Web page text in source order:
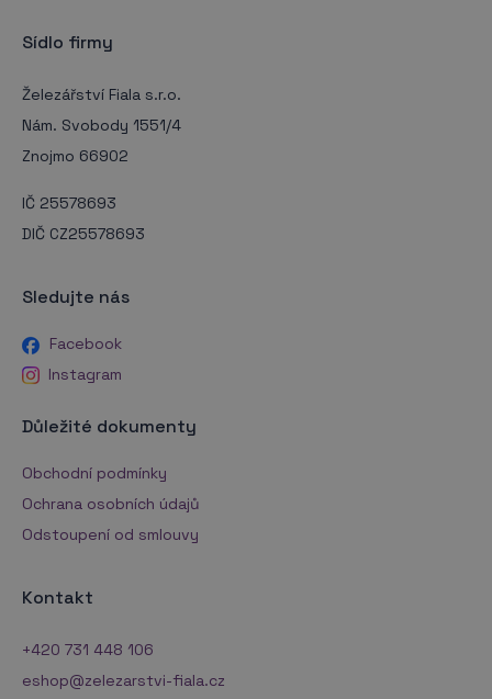
Sídlo firmy
Železářství Fiala s.r.o.
Nám. Svobody 1551/4
Znojmo 66902
IČ 25578693
DIČ CZ25578693
Sledujte nás
Facebook
Instagram
Důležité dokumenty
Obchodní podmínky
Ochrana osobních údajů
Odstoupení od smlouvy
Kontakt
+420 731 448 106
eshop@zelezarstvi-fiala.cz